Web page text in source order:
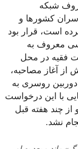
شبکه
سران کشورها و
است، قرار بود
رئیسى معروف به
فقیه در محل
از آغاز مصاحبه،
روسرى به
با این درخواست
چند هفته قبل
نشد.